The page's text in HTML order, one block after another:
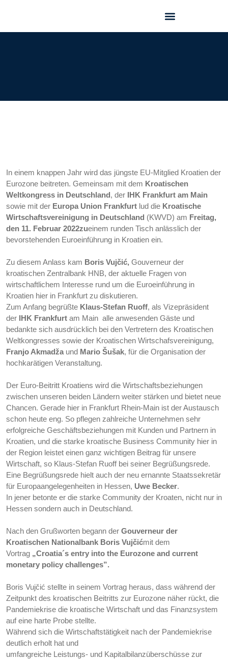
In einem knappen Jahr wird das jüngste EU-Mitglied Kroatien der
Eurozone beitreten. Gemeinsam mit dem Kroatischen
Weltkongress in Deutschland , der
IHK Frankfurt am Main
sowie mit der Europa Union Frankfurt lud die Kroatische
Wirtschaftsvereinigung in Deutschland (KWVD) am Freitag,
den 11. Februar 2022zueinem runden Tisch anlässlich der
bevorstehenden Euroeinführung in Kroatien ein.
Zu diesem Anlass kam Boris Vujčić, Gouverneur der
kroatischen Zentralbank HNB, der aktuelle Fragen von
wirtschaftlichem Interesse rund um die Euroeinführung in
Kroatien hier in Frankfurt zu diskutieren.
Zum Anfang begrüßte Klaus-Stefan Ruoff, als Vizepräsident
der
IHK Frankfurt am Main alle anwesenden Gäste und
bedankte sich ausdrücklich bei den Vertretern des Kroatischen
Weltkongresses sowie der Kroatischen Wirtschafsvereinigung,
Franjo Akmadža und Mario Šušak, für die Organisation der
hochkarätigen Veranstaltung.
Der Euro-Beitritt Kroatiens wird die Wirtschaftsbeziehungen
zwischen unseren beiden Ländern weiter stärken und bietet neue
Chancen. Gerade hier in Frankfurt Rhein-Main ist der Austausch
schon heute eng. So pflegen zahlreiche Unternehmen sehr
erfolgreiche Geschäftsbeziehungen mit Kunden und Partnern in
Kroatien, und die starke kroatische Business Community hier in
der Region leistet einen ganz wichtigen Beitrag für unsere
Wirtschaft, so Klaus-Stefan Ruoff bei seiner Begrüßungsrede.
Eine Begrüßungsrede hielt auch der neu ernannte Staatssekretär
für Europaangelegenheiten in Hessen, Uwe Becker.
In jener betonte er die starke Community der Kroaten, nicht nur in
Hessen sondern auch in Deutschland.
Nach den Grußworten begann der Gouverneur der
Kroatischen Nationalbank Boris Vujčićmit dem
Vortrag „Croatia´s entry into the Eurozone and current
monetary policy challenges”.
Boris Vujčić stellte in seinem Vortrag heraus, dass während der
Zeitpunkt des kroatischen Beitritts zur Eurozone näher rückt, die
Pandemiekrise die kroatische Wirtschaft und das Finanzsystem
auf eine harte Probe stellte.
Während sich die Wirtschaftstätigkeit nach der Pandemiekrise
deutlich erholt hat und
umfangreiche Leistungs- und Kapitalbilanzüberschüsse zur